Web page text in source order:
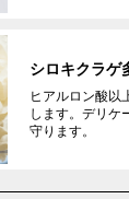
シロキクラゲ
ヒアルロン酸以
します。デリケ
守ります。